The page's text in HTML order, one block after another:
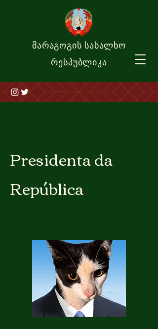
მარაგოგის სახალხო
რესპუბლიკა
Presidenta da
República